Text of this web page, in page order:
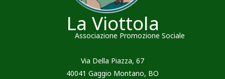
La Viottola
Associazione Promozione Sociale
Via Della Piazza, 67
40041 Gaggio Montano, BO